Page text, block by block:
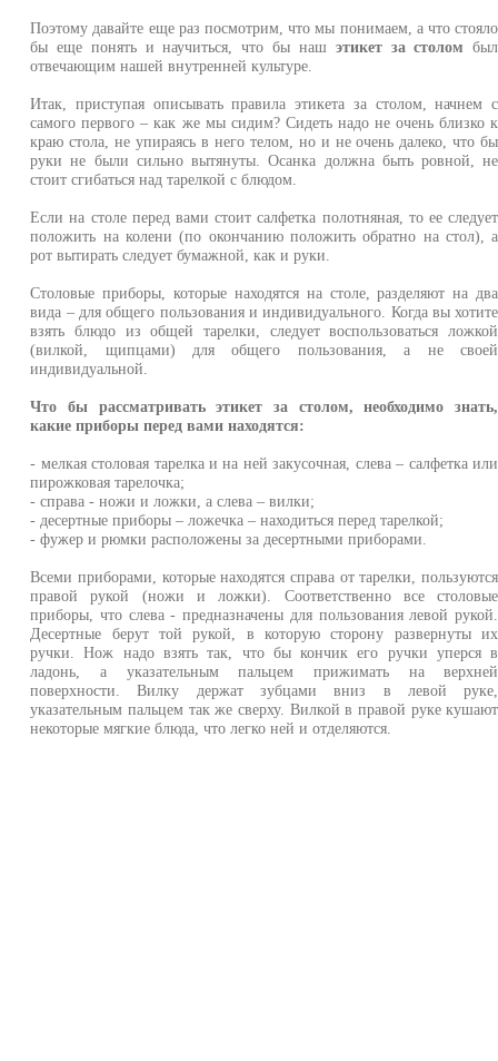
Поэтому давайте еще раз посмотрим, что мы понимаем, а что стояло
бы еще понять и научиться, что бы наш этикет за столом был
отвечающим нашей внутренней культуре.
Итак, приступая описывать правила этикета за столом, начнем с
самого первого – как же мы сидим? Сидеть надо не очень близко к
краю стола, не упираясь в него телом, но и не очень далеко, что бы
руки не были сильно вытянуты. Осанка должна быть ровной, не
стоит сгибаться над тарелкой с блюдом.
Если на столе перед вами стоит салфетка полотняная, то ее следует
положить на колени (по окончанию положить обратно на стол), а
рот вытирать следует бумажной, как и руки.
Столовые приборы, которые находятся на столе, разделяют на два
вида – для общего пользования и индивидуального. Когда вы хотите
взять блюдо из общей тарелки, следует воспользоваться ложкой
(вилкой, щипцами) для общего пользования, а не своей
индивидуальной.
Что бы рассматривать этикет за столом, необходимо знать,
какие приборы перед вами находятся:
- мелкая столовая тарелка и на ней закусочная, слева – салфетка или
пирожковая тарелочка;
- справа - ножи и ложки, а слева – вилки;
- десертные приборы – ложечка – находиться перед тарелкой;
- фужер и рюмки расположены за десертными приборами.
Всеми приборами, которые находятся справа от тарелки, пользуются
правой рукой (ножи и ложки). Соответственно все столовые
приборы, что слева - предназначены для пользования левой рукой.
Десертные берут той рукой, в которую сторону развернуты их
ручки. Нож надо взять так, что бы кончик его ручки уперся в
ладонь, а указательным пальцем прижимать на верхней
поверхности. Вилку держат зубцами вниз в левой руке,
указательным пальцем так же сверху. Вилкой в правой руке кушают
некоторые мягкие блюда, что легко ней и отделяются.